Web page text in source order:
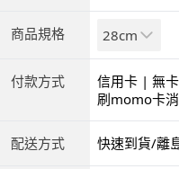
商品規格 28cm
付款方式
信用卡 | 無
商付款 |
刷momo卡
配送方式 快速到貨/離